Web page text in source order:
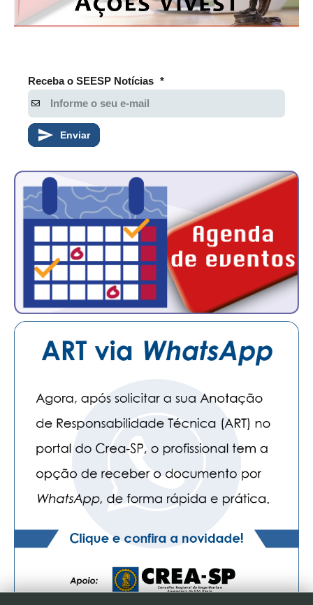
CONTATO
SEESP EDUCAÇÃO
PLATAFORMAS GRATUITAS
BENEFÍCIOS
APOSENTADORIA
CONVÊNIOS
SEESPPREV
CAMPANHAS SALARIAIS
COMUNICAÇÃO
NOTÍCIAS
AGENDA
NOTÍCIAS NO WHATSAPP
Receba o SEESP Notícias *
Enviar